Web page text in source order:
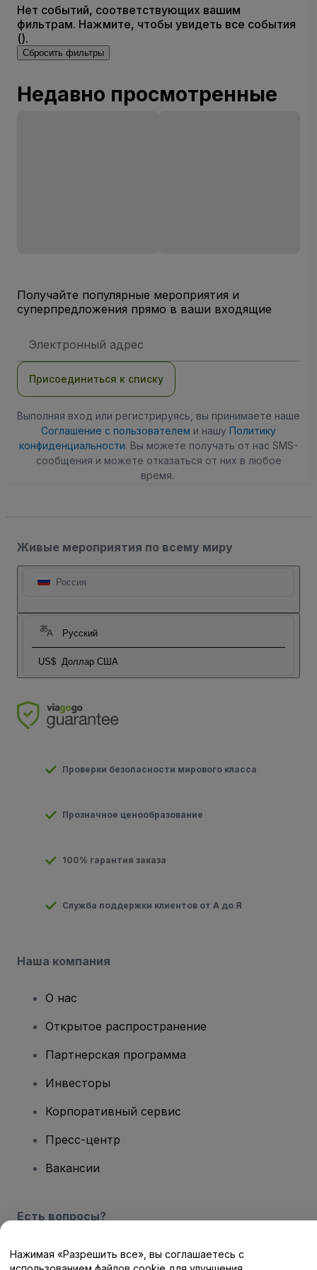
Нет событий, соответствующих вашим
фильтрам. Нажмите, чтобы увидеть все события
().
Сбросить фильтры
Недавно просмотренные
Получайте популярные мероприятия и
суперпредложения прямо в ваши входящие
электронной
Присоединиться к списку
Выполняя вход или регистрируясь, вы принимаете наше
Соглашение с пользователем и нашу Политику
конфиденциальности. Вы можете получать от нас SMS-
сообщения и можете отказаться от них в любое
время.
Живые мероприятия по всему миру
Россия
Русский
US$ Доллар США
Проверки безопасности мирового класса
Прозначное ценообразование
100% гарантия заказа
Служба поддержки клиентов от А до Я
Наша компания
О нас
Открытое распространение
Партнерская программа
Инвесторы
Корпоративный сервис
Пресс-центр
Вакансии
Есть вопросы?
Центр помощи / Свяжитесь с нами
Нажимая «Разрешить все», вы соглашаетесь с